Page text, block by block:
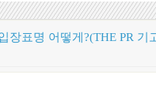
장표명 어떻게?(THE PR 기